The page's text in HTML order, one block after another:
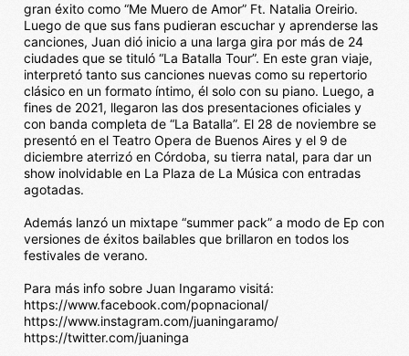
gran éxito como “Me Muero de Amor” Ft. Natalia Oreirio.
Luego de que sus fans pudieran escuchar y aprenderse las
canciones, Juan dió inicio a una larga gira por más de 24
ciudades que se tituló “La Batalla Tour”. En este gran viaje,
interpretó tanto sus canciones nuevas como su repertorio
clásico en un formato íntimo, él solo con su piano. Luego, a
fines de 2021, llegaron las dos presentaciones oficiales y
con banda completa de “La Batalla”. El 28 de noviembre se
presentó en el Teatro Opera de Buenos Aires y el 9 de
diciembre aterrizó en Córdoba, su tierra natal, para dar un
show inolvidable en La Plaza de La Música con entradas
agotadas.
Además lanzó un mixtape “summer pack” a modo de Ep con
versiones de éxitos bailables que brillaron en todos los
festivales de verano.
Para más info sobre Juan Ingaramo visitá:
https://www.facebook.com/popnacional/
https://www.instagram.com/juaningaramo/
https://twitter.com/juaninga